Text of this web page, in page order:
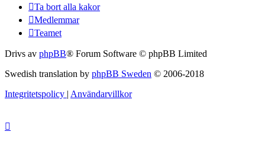
Ta bort alla kakor
Medlemmar
Teamet
Drivs av phpBB® Forum Software © phpBB Limited
Swedish translation by phpBB Sweden © 2006-2018
Integritetspolicy | Användarvillkor